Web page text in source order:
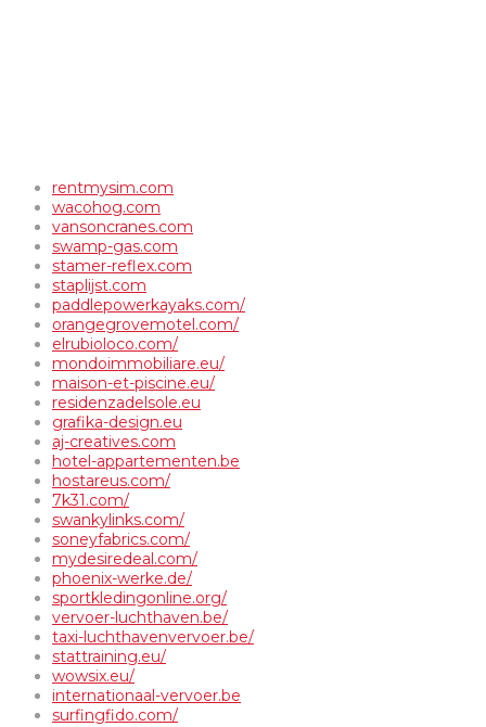
rentmysim.com
wacohog.com
vansoncranes.com
swamp-gas.com
stamer-reflex.com
staplijst.com
paddlepowerkayaks.com/
orangegrovemotel.com/
elrubioloco.com/
mondoimmobiliare.eu/
maison-et-piscine.eu/
residenzadelsole.eu
grafika-design.eu
aj-creatives.com
hotel-appartementen.be
hostareus.com/
7k31.com/
swankylinks.com/
soneyfabrics.com/
mydesiredeal.com/
phoenix-werke.de/
sportkledingonline.org/
vervoer-luchthaven.be/
taxi-luchthavenvervoer.be/
stattraining.eu/
wowsix.eu/
internationaal-vervoer.be
surfingfido.com/